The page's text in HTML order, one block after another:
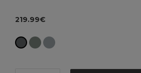
219.99€